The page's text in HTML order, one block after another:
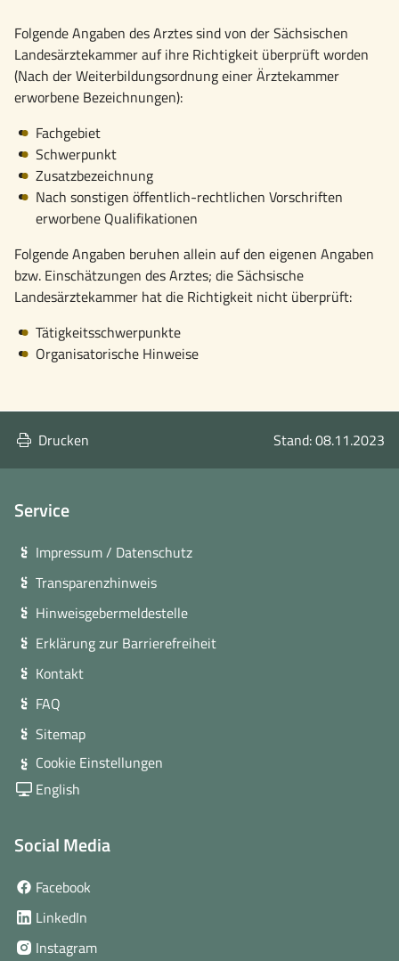
Folgende Angaben des Arztes sind von der Sächsischen
Landesärztekammer auf ihre Richtigkeit überprüft worden
(Nach der Weiterbildungsordnung einer Ärztekammer
erworbene Bezeichnungen):
Fachgebiet
Schwerpunkt
Zusatzbezeichnung
Nach sonstigen öffentlich-rechtlichen Vorschriften
erworbene Qualifikationen
Folgende Angaben beruhen allein auf den eigenen Angaben
bzw. Einschätzungen des Arztes; die Sächsische
Landesärztekammer hat die Richtigkeit nicht überprüft:
Tätigkeitsschwerpunkte
Organisatorische Hinweise
Drucken Stand: 08.11.2023
Service
Impressum / Datenschutz
Transparenzhinweis
Hinweisgebermeldestelle
Erklärung zur Barrierefreiheit
Kontakt
FAQ
Sitemap
Cookie Einstellungen
English
Social Media
Facebook
Fenster)
LinkedIn
Instagram(öffnet